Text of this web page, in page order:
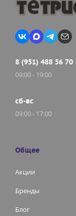
8 (951) 488 56 70
09:00 - 19:00
сб-вс
09:00 - 17:00
Общее
Акции
Бренды
Блог